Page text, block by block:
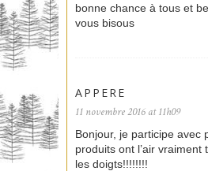
bonne chance à tous et
vous bisous
APPERE
11 novembre 2016 at 11h09
Bonjour, je participe avec
produits ont l’air vraiment
les doigts!!!!!!!!